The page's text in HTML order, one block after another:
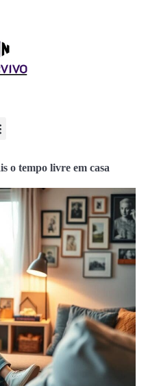
o tempo livre em casa